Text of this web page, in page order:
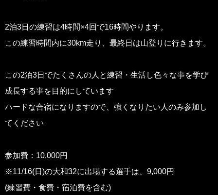
2泊3日の練習は4時間×4回で16時間やります。
この練習時間内に30km走り、最終日は山登りに行きます。
この2泊3日でたくさんの人と練習・生活し色々な事を学び
成長する事を目的にしています
ハードな合宿になりますので、強くなりたい人のみ参加し
てください
参加費：10,000円
※11/16(日)の大和32に出場する選手は、9,000円
(練習費・食費・宿泊費を含む)